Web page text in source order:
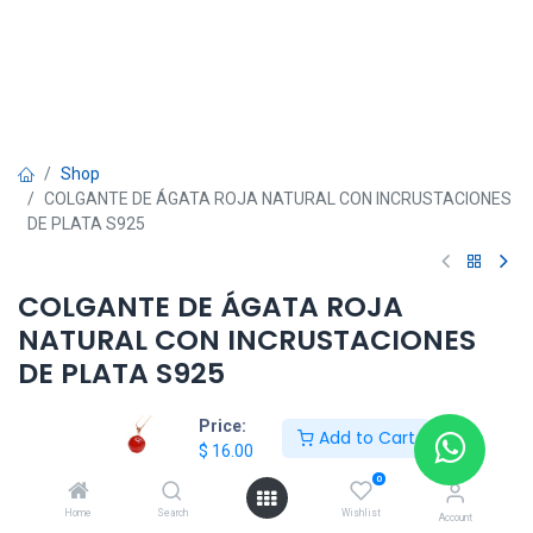
Price:
$ 16.00
Add to Cart
Home Search
0
Wishlist Account
Shop
COLGANTE DE ÁGATA ROJA NATURAL CON INCRUSTACIONES
DE PLATA S925
COLGANTE DE ÁGATA ROJA
NATURAL CON INCRUSTACIONES
DE PLATA S925
Add to Cart